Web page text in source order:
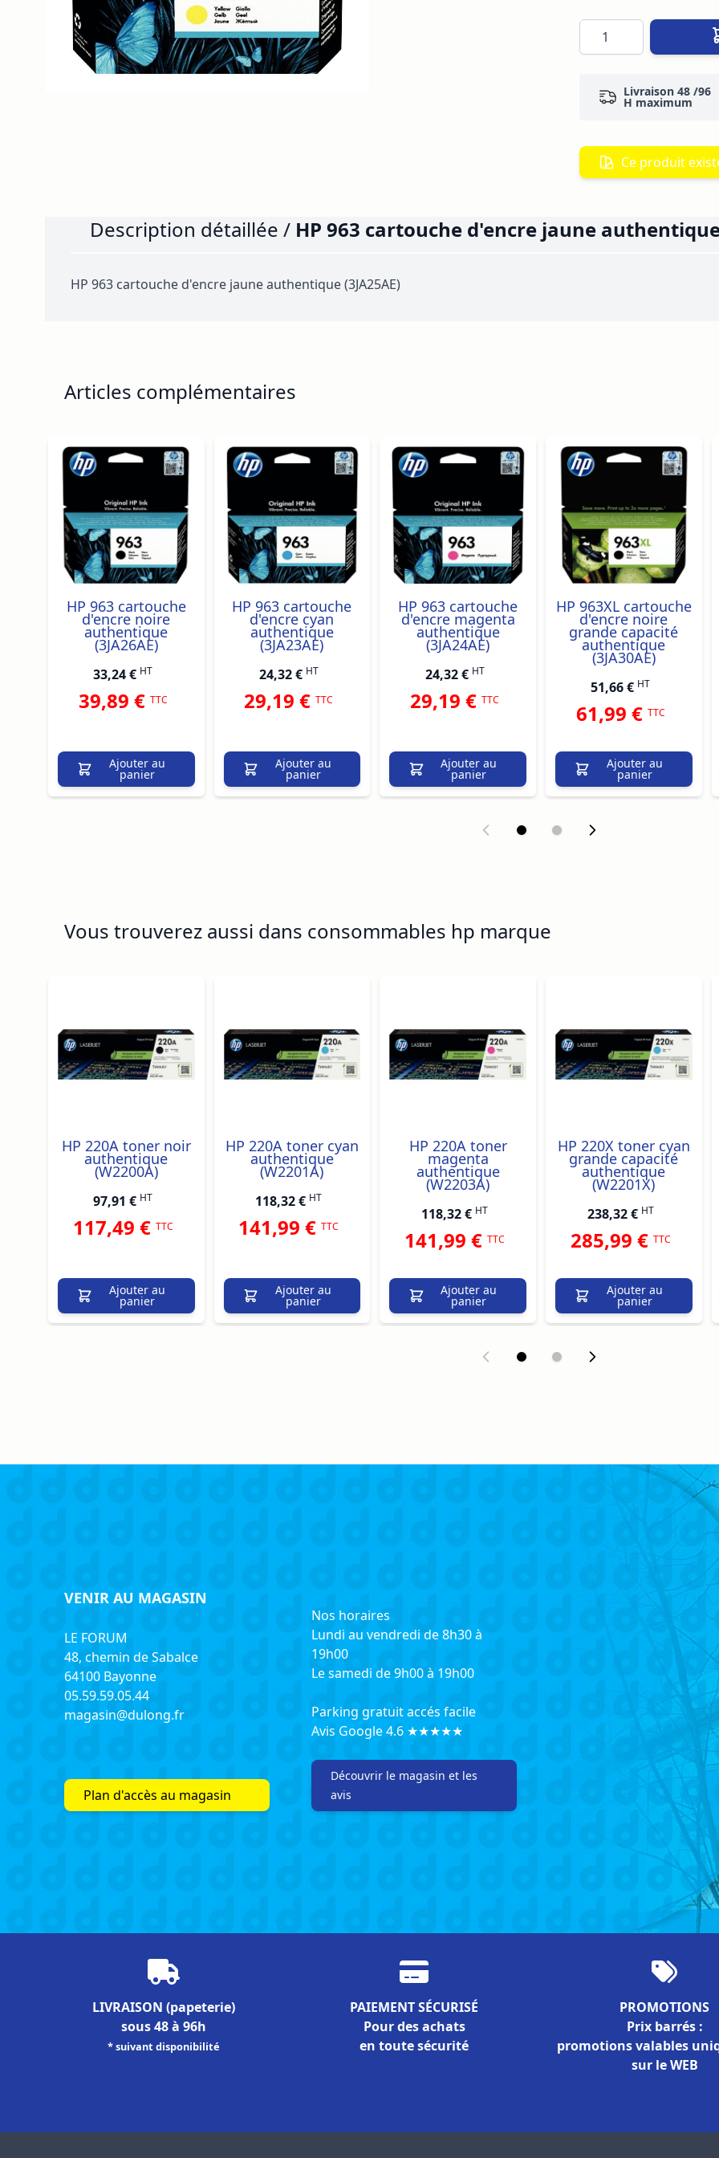
Quantité
Livraison 48 /96
H maximum
Ce produit
Description détaillée / HP 963 cartouche d'encre jaune authentique
HP 963 cartouche d'encre jaune authentique (3JA25AE)
Articles complémentaires
Navigating through the elements of the carousel is possible using the tab key. You can skip the carousel or
Press to skip carousel
Press to go to carousel navigation
HP 963 cartouche
d'encre noire
authentique
(3JA26AE)
33,24 € HT
39,89 € TTC
Ajouter au
panier
HP 963 cartouche
d'encre cyan
authentique
(3JA23AE)
24,32 € HT
29,19 €TTC
Ajouter au
panier
HP 963 cartouche
d'encre magenta
authentique
(3JA24AE)
24,32 € HT
29,19 €TTC
Ajouter au
panier
HP 963XL cartouche
d'encre noire
grande capacité
authentique
(3JA30AE)
51,66 € HT
61,99 € TTC
Ajouter au
panier
Vous trouverez aussi dans consommables hp marque
Navigating through the elements of the carousel is possible using the tab key. You can skip the carousel or
HP 220A toner noir
authentique
(W2200A)
97,91 € HT
117,49 € TTC
Ajouter au
panier
HP 220A toner cyan
authentique
(W2201A)
118,32 € HT
141,99 €TTC
Ajouter au
panier
HP 220A toner
magenta
authentique
(W2203A)
118,32 € HT
141,99 €TTC
Ajouter au
panier
HP 220X toner cyan
grande capacité
authentique
(W2201X)
238,32 € HT
285,99 € TTC
Ajouter au
panier
VENIR AU MAGASIN
LE FORUM
48, chemin de Sabalce
64100 Bayonne
05.59.59.05.44
magasin@dulong.fr
Plan d'accès au magasin
Nos horaires
Lundi au vendredi de 8h30 à
19h00
Le samedi de 9h00 à 19h00
Parking gratuit accés facile
Avis Google 4.6 ★★★★★
Découvrir le magasin et les
avis
LIVRAISON (papeterie)
sous 48 à 96h
* suivant disponibilité
PAIEMENT SÉCURISÉ
Pour des achats
en toute sécurité
PROMOTIONS
Prix barrés :
promotions valables
sur le WEB